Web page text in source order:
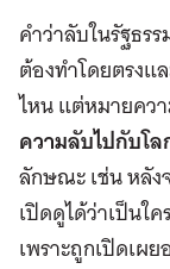
คำว่าลับในรัฐธร
ต้องทำโดยตรงแ
ไหน แต่หมายคว
ความลับไปกับโล
ลักษณะ เช่น หลัง
เปิดดูได้ว่าเป็นใ
เพราะถูกเปิดเผ